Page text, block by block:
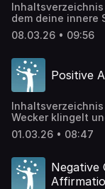
dem deine innere
ignorierst sie,
dich selbst ist wie
und Selbstzweifel
Tür zu einem […]
08.03.26 • 09:56
Positive
Wecker klingelt
schleppst? Die
wie ein Kampf an
Morgenstunden
gesamten Tag
01.03.26 • 08:47
Negative